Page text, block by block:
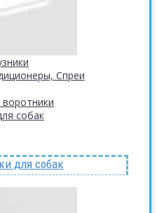
Спреи
собак
для собак